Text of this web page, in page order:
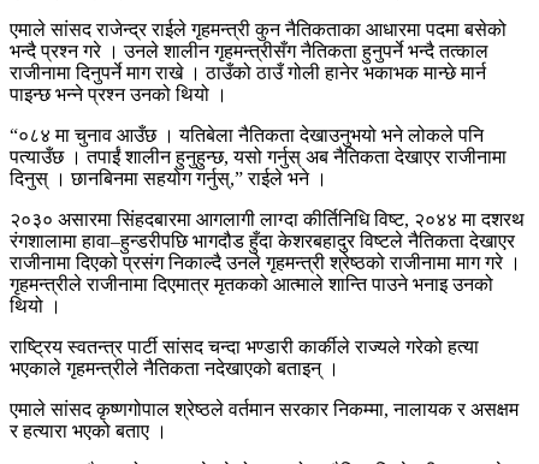
एमाले सांसद राजेन्द्र राईले गृहमन्त्री कुन नैतिकताका आधारमा पदमा बसेको
भन्दै प्रश्न गरे । उनले शालीन गृहमन्त्रीसँग नैतिकता हुनुपर्ने भन्दै तत्काल
राजीनामा दिनुपर्ने माग राखे । ठाउँको ठाउँ गोली हानेर भकाभक मान्छे मार्न
पाइन्छ भन्ने प्रश्न उनको थियो ।
“०८४ मा चुनाव आउँछ । यतिबेला नैतिकता देखाउनुभयो भने लोकले पनि
पत्याउँछ । तपाईं शालीन हुनुहुन्छ, यसो गर्नुस् अब नैतिकता देखाएर राजीनामा
दिनुस् । छानबिनमा सहयोग गर्नुस्,” राईले भने ।
२०३० असारमा सिंहदबारमा आगलागी लाग्दा कीर्तिनिधि विष्ट, २०४४ मा दशरथ
रंगशालामा हावा–हुन्डरीपछि भागदौड हुँदा केशरबहादुर विष्टले नैतिकता देखाएर
राजीनामा दिएको प्रसंग निकाल्दै उनले गृहमन्त्री श्रेष्ठको राजीनामा माग गरे ।
गृहमन्त्रीले राजीनामा दिएमात्र मृतकको आत्माले शान्ति पाउने भनाइ उनको
थियो ।
राष्ट्रिय स्वतन्त्र पार्टी सांसद चन्दा भण्डारी कार्कीले राज्यले गरेको हत्या
भएकाले गृहमन्त्रीले नैतिकता नदेखाएको बताइन् ।
एमाले सांसद कृष्णगोपाल श्रेष्ठले वर्तमान सरकार निकम्मा, नालायक र असक्षम
र हत्यारा भएको बताए ।